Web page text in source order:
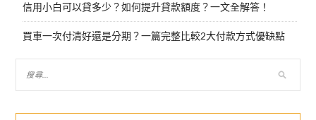
信用小白可以貸多少？如何提升貸款額度？一文全解答！
買車一次付清好還是分期？一篇完整比較2大付款方式優缺點